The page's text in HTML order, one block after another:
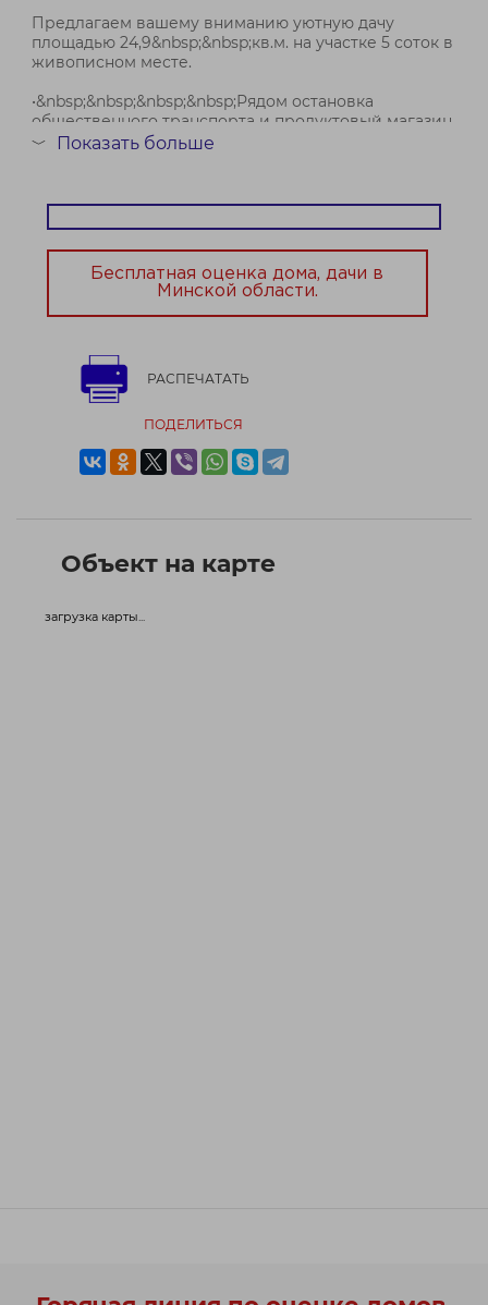
Предлагаем вашему вниманию уютную дачу
площадью 24,9&nbsp;&nbsp;кв.м. на участке 5 соток в
живописном месте.
•&nbsp;&nbsp;&nbsp;&nbsp;Рядом остановка
общественного транспорта и продуктовый магазин.
До ж/д станции Равнополье-2,7 км. От МКАД 39
﹀ Показать больше
Бесплатная оценка дома, дачи в
Минской области.
РАСПЕЧАТАТЬ
ПОДЕЛИТЬСЯ
Объект на карте
загрузка карты...